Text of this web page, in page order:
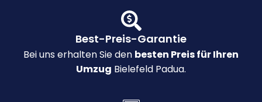
Best-Preis-Garantie
Bei uns erhalten Sie den besten Preis für Ihren
Umzug Bielefeld Padua.